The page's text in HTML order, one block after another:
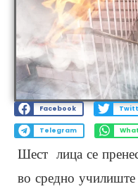
Facebook
Telegram
Шест лица се
во средно училиште